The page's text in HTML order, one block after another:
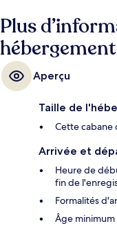
Plus
hébergement
Aperçu
Taille de
Cette cabane
Arrivée et
Heure de
fin de
Formalités
Âge